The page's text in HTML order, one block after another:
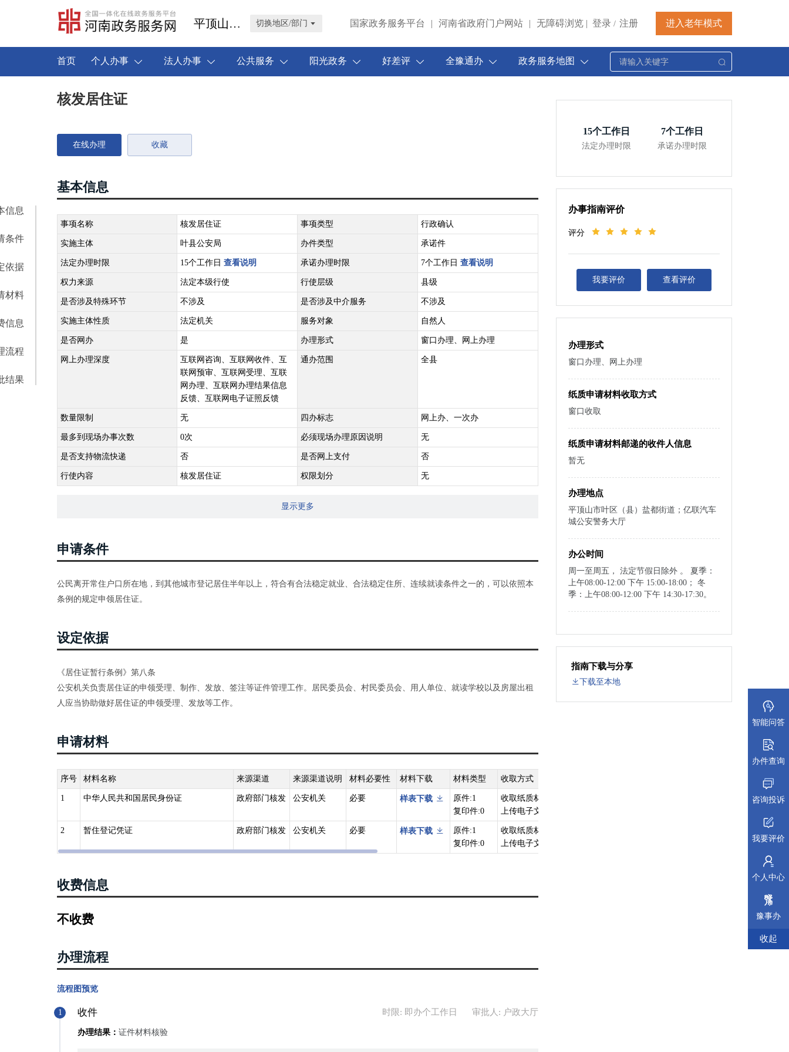
平顶山市叶县 切换地区/部门 国家政务服务平台 | 河南省政府门户网站 | 无障碍浏览 | 登录 / 注册 进入老年模式
首页 个人办事 法人办事 公共服务 阳光政务 好差评 全豫通办 政务服务地图
信息
条件
依据
材料
信息
流程
结果
核发居住证
在线办理 收藏
基本信息
事项名称 核发居住证 事项类型 行政确认
实施主体 叶县公安局 办件类型 承诺件
法定办理时限 15个工作日 查看说明 承诺办理时限 7个工作日 查看说明
权力来源 法定本级行使 行使层级 县级
是否涉及特殊环节 不涉及 是否涉及中介服务 不涉及
实施主体性质 法定机关 服务对象 自然人
是否网办 是 办理形式 窗口办理、网上办理
网上办理深度
互联网咨询、互联网收件、互
联网预审、互联网受理、互联
网办理、互联网办理结果信息
反馈、互联网电子证照反馈
通办范围 全县
数量限制 无 四办标志 网上办、一次办
最多到现场办事次数 0次 必须现场办理原因说明 无
是否支持物流快递 否 是否网上支付 否
行使内容 核发居住证 权限划分 无
显示更多
申请条件
公民离开常住户口所在地，到其他城市登记居住半年以上，符合有合法稳定就业、合法稳定住所、连续就读条件之一的，可以依照本
条例的规定申领居住证。
设定依据
《居住证暂行条例》第八条
公安机关负责居住证的申领受理、制作、发放、签注等证件管理工作。居民委员会、村民委员会、用人单位、就读学校以及房屋出租
人应当协助做好居住证的申领受理、发放等工作。
申请材料
序号 材料名称 来源渠道 来源渠道说明 材料必要性 材料下载 材料类型 收取方式
1 中华人民共和国居民身份证 政府部门核发 公安机关 必要 样表下载
原件:1
复印件:0
收取纸质材料、
上传电子文件
查看依据
2 暂住登记凭证 政府部门核发 公安机关 必要 样表下载
原件:1
复印件:0
收取纸质材料、
上传电子文件
收费信息
不收费
办理流程
流程图预览
1 收件 时限: 即办个工作日 审批人: 户政大厅
办理结果： 证件材料核验
15个工作日
法定办理时限
7个工作日
承诺办理时限
办事指南评价
评分
我要评价 查看评价
办理形式
窗口办理、网上办理
纸质申请材料收取方式
窗口收取
纸质申请材料邮递的收件人信息
暂无
办理地点
平顶山市叶区（县）盐都街道；亿联汽车
城公安警务大厅
办公时间
周一至周五， 法定节假日除外 。 夏季：
上午08:00-12:00 下午 15:00-18:00； 冬
季：上午08:00-12:00 下午 14:30-17:30。
指南下载与分享
下载至本地
智能问答
办件查询
咨询投诉
我要评价
个人中心
豫事办
收起